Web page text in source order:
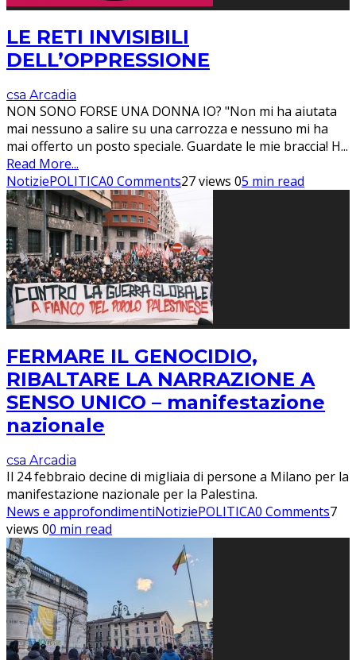
LE RETI INVISIBILI
DELL’OPPRESSIONE
csa Arcadia
NON SONO FORSE UNA DONNA IO? "Non mi ha aiutata
mai nessuno a salire su una carrozza e nessuno mi ha
mai offerto un posto speciale. Guardate le mie braccia! H...
Read More...
NotiziePOLITICA0 Comments27 views 05 min read
FERMARE IL GENOCIDIO,
RIBALTARE LA NARRAZIONE A
SENSO UNICO – manifestazione
nazionale
csa Arcadia
Il 24 febbraio decine di migliaia di persone a Milano per la
manifestazione nazionale per la Palestina.
News e approfondimentiNotiziePOLITICA0 Comments7
views 00 min read